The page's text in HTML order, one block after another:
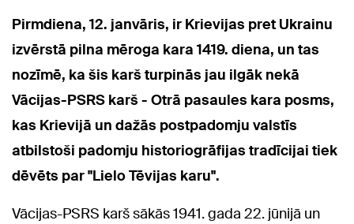
Pirmdiena, 12. janvāris, ir Krievijas pret Ukrainu
izvērstā pilna mēroga kara 1419. diena, un tas
nozīmē, ka šis karš turpinās jau ilgāk nekā
Vācijas-PSRS karš - Otrā pasaules kara posms,
kas Krievijā un dažās postpadomju valstīs
atbilstoši padomju historiogrāfijas tradīcijai tiek
dēvēts par "Lielo Tēvijas karu".
Vācijas-PSRS karš sākās 1941. gada 22. jūnijā un